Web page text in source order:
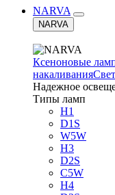
NARVA
NARVA
Ксеноновые
накаливания
Надежное
Типы ламп
H1
D1S
W5W
H3
D2S
C5W
H4